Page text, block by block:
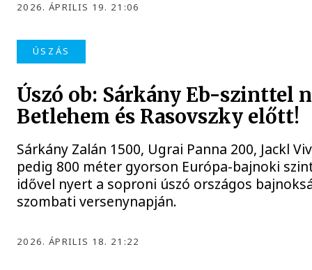
2026. ÁPRILIS 19. 21:06
ÚSZÁS
Úszó ob: Sárkány Eb-szinttel
Betlehem és Rasovszky előtt!
Sárkány Zalán 1500, Ugrai Panna 200, Jackl
pedig 800 méter gyorson Európa-bajnoki
idővel nyert a soproni úszó országos
szombati versenynapján.
2026. ÁPRILIS 18. 21:22